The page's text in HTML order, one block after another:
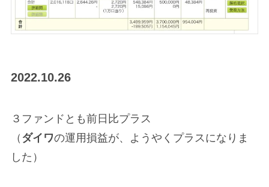
2022.10.26
３ファンドとも前日比プラス
（ ダイワの運用損益が、ようやくプラスになりま
した）